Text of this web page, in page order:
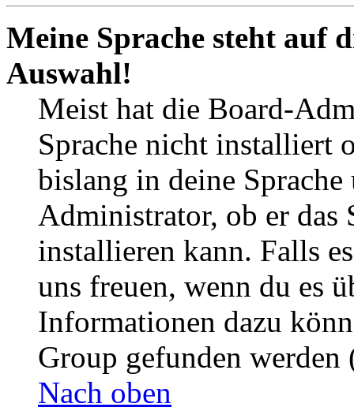
Meine Sprache steht auf
Auswahl!
Meist hat die Board-
Sprache nicht installiert
bislang in deine
Administrator, ob er das
installieren kann. Falls
uns freuen, wenn du es
Informationen dazu
Group gefunden
Nach oben